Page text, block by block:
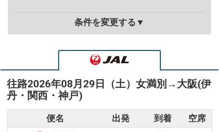
条件を変更する▼
往路2026年08月29日（土） 女満別 → 大阪(伊
丹・関西・神戸)
便名 出発 到着 空席